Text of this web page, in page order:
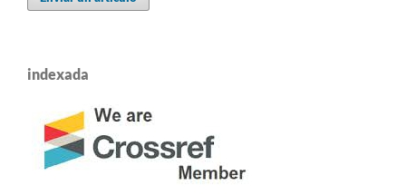
indexada